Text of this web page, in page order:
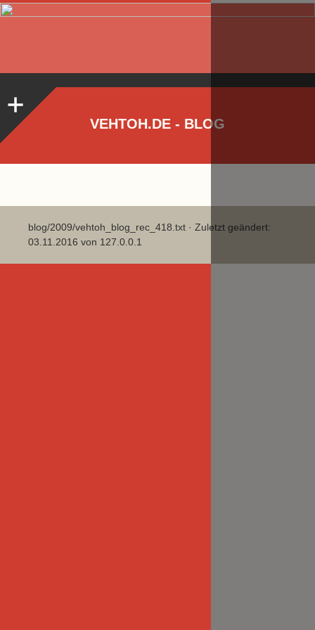
VEHTOH.DE - BLOG
blog/2009/vehtoh_blog_rec_418.txt · Zuletzt geändert:
03.11.2016 von 127.0.0.1